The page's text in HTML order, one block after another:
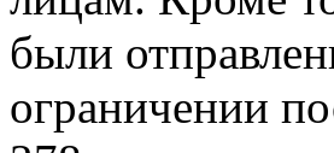
были
ограничении